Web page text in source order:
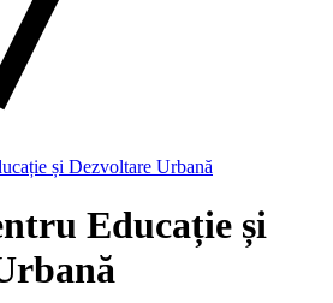
și Dezvoltare Urbană
Educație și